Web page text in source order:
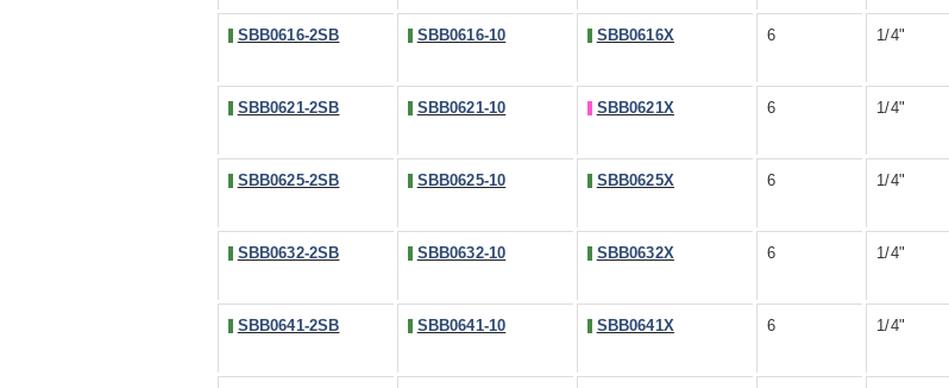
SBB0616-2SB SBB0616-10 SBB0616X 6 1/4"
SBB0621-2SB SBB0621-10 SBB0621X 6 1/4"
SBB0625-2SB SBB0625-10 SBB0625X 6 1/4"
SBB0632-2SB SBB0632-10 SBB0632X 6 1/4"
SBB0641-2SB SBB0641-10 SBB0641X 6 1/4"